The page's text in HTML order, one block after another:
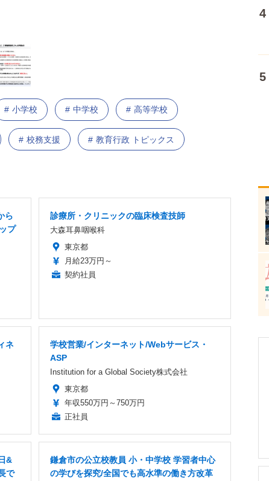
小学校 中学校 高等学校
校務支援 教育行政 トピックス
ら
プ
診療所・クリニックの臨床検査技師
大森耳鼻咽喉科
東京都
月給23万円～
契約社員
ネ
学校営業/インターネット/Webサービス・
ASP
Institution for a Global Society株式会社
東京都
年収550万円～750万円
正社員
&
で
鎌倉市の公立校教員 小・中学校 学習者中心
の学びを探究/全国でも高水準の働き方改革